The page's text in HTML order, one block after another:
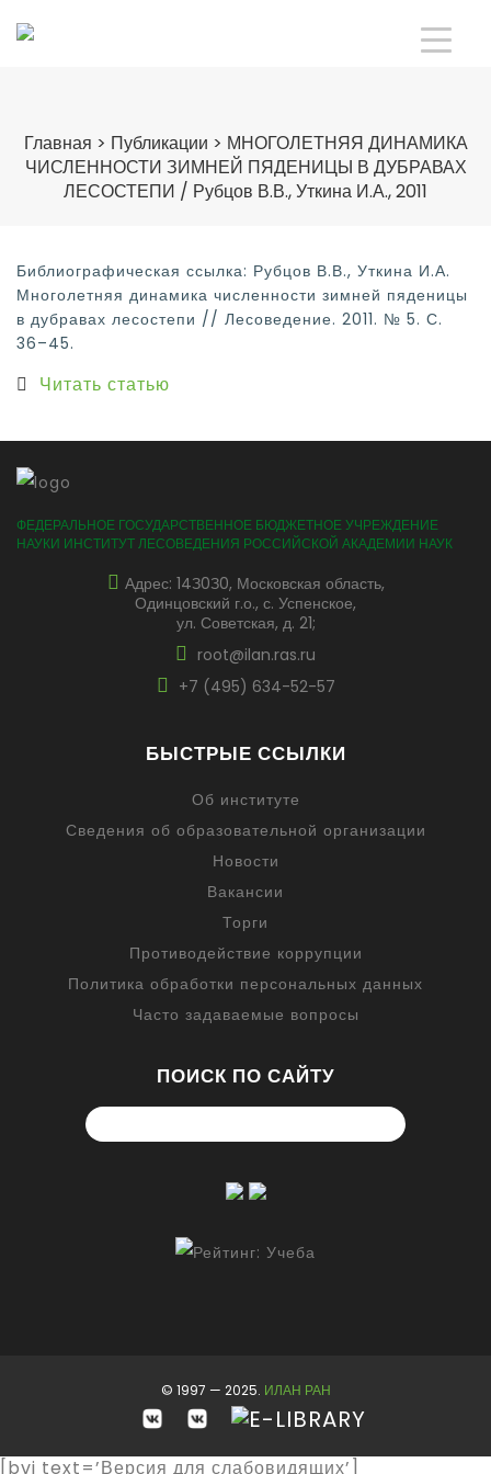
Главная > Публикации > МНОГОЛЕТНЯЯ ДИНАМИКА
ЧИСЛЕННОСТИ ЗИМНЕЙ ПЯДЕНИЦЫ В ДУБРАВАХ
ЛЕСОСТЕПИ / Рубцов В.В., Уткина И.А., 2011
Библиографическая ссылка: Рубцов В.В., Уткина И.А.
Многолетняя динамика численности зимней пяденицы
в дубравах лесостепи // Лесоведение. 2011. № 5. С.
36–45.
Читать статью
ФЕДЕРАЛЬНОЕ ГОСУДАРСТВЕННОЕ БЮДЖЕТНОЕ УЧРЕЖДЕНИЕ
НАУКИ ИНСТИТУТ ЛЕСОВЕДЕНИЯ РОССИЙСКОЙ АКАДЕМИИ НАУК
Адрес: 14З0З0, Московская область,
Одинцовский г.о., с. Успенское,
ул. Советская, д. 21;
root@ilan.ras.ru
+7 (495) 634-52-57
БЫСТРЫЕ ССЫЛКИ
Об институте
Сведения об образовательной организации
Новости
Вакансии
Торги
Противодействие коррупции
Политика обработки персональных данных
Часто задаваемые вопросы
ПОИСК ПО САЙТУ
© 1997 — 2025. ИЛАН РАН
[bvi text=’Версия для слабовидящих’]